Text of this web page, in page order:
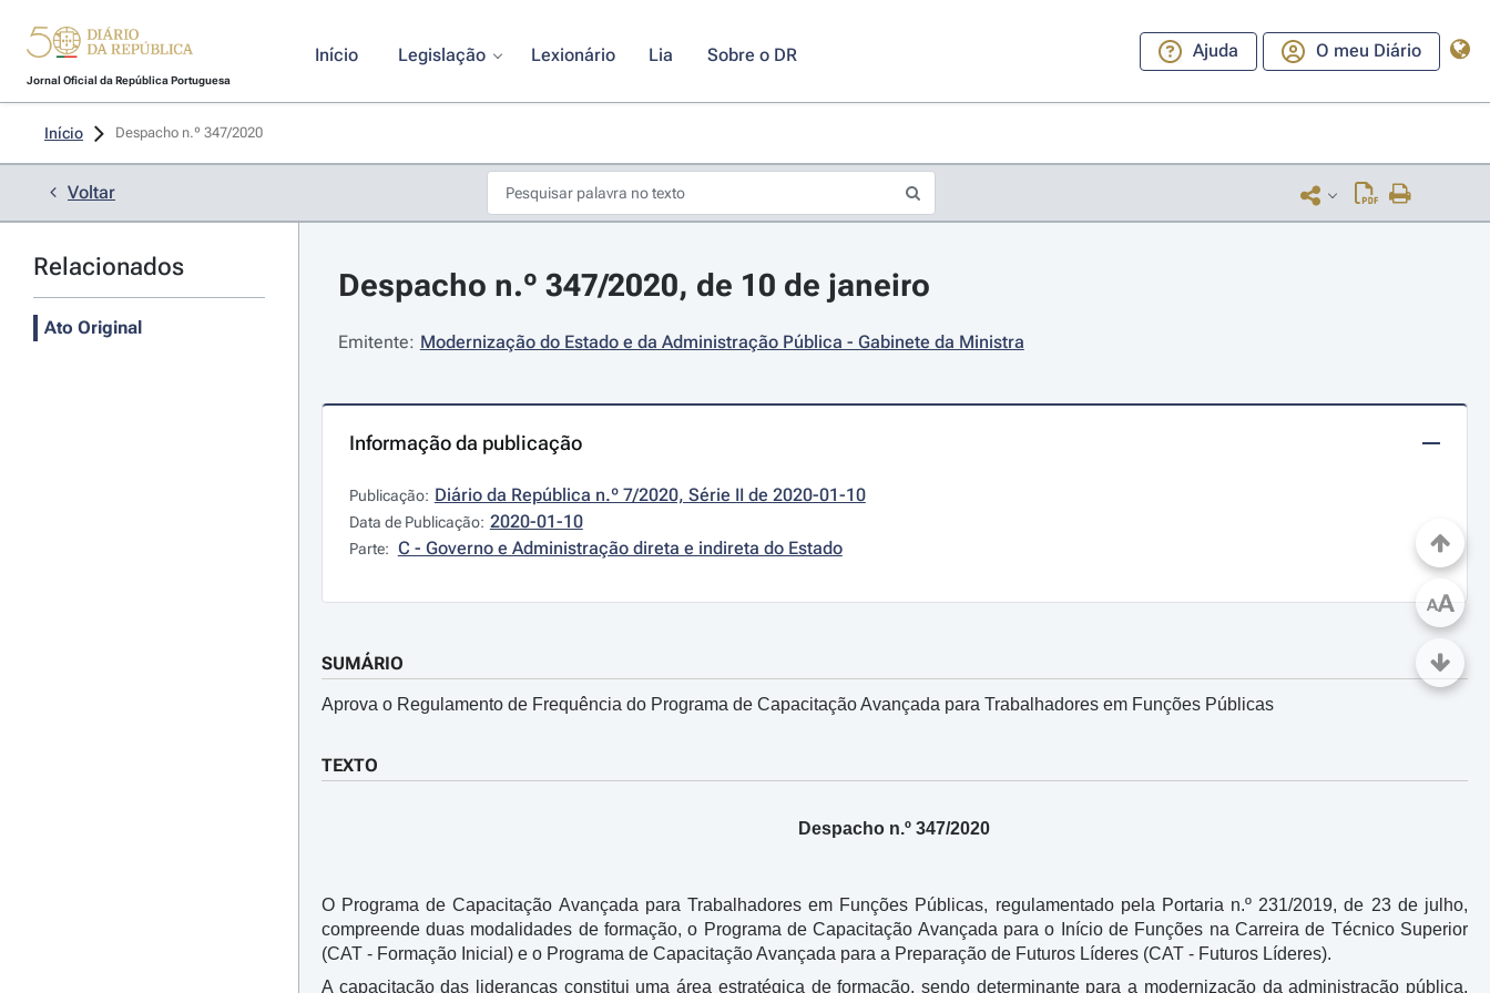
Jornal Oficial da República Portuguesa
Início Legislação Lexionário Lia Sobre o DR Ajuda O meu Diário
Início Despacho n.º 347/2020
Voltar
Relacionados
Ato Original
Despacho n.º 347/2020, de 10 de janeiro
Emitente: Modernização do Estado e da Administração Pública - Gabinete da Ministra
Informação da publicação
Publicação: Diário da República n.º 7/2020, Série II de 2020-01-10
Data de Publicação: 2020-01-10
Parte: C - Governo e Administração direta e indireta do Estado
SUMÁRIO
Aprova o Regulamento de Frequência do Programa de Capacitação Avançada para Trabalhadores em Funções Públicas
TEXTO
Despacho n.º 347/2020
O Programa de Capacitação Avançada para Trabalhadores em Funções Públicas, regulamentado pela Portaria n.º 231/2019, de 23 de julho,
compreende duas modalidades de formação, o Programa de Capacitação Avançada para o Início de Funções na Carreira de Técnico Superior
(CAT - Formação Inicial) e o Programa de Capacitação Avançada para a Preparação de Futuros Líderes (CAT - Futuros Líderes).
A capacitação das lideranças constitui uma área estratégica de formação, sendo determinante para a modernização da administração pública,
AA